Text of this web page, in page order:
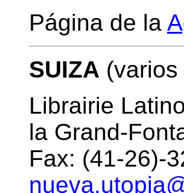
Página de la
SUIZA
Librairie
la Grand-
Fax: (41-26)-